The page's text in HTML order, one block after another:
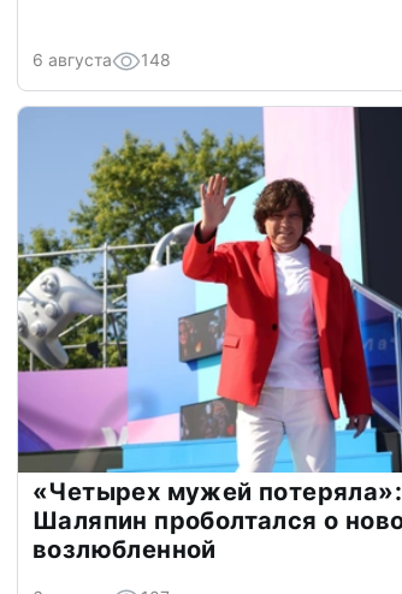
6 августа 148
«Четырех мужей
Шаляпин проболтался о
возлюбленной